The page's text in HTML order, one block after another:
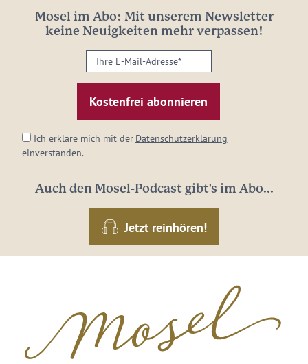
Mosel im Abo: Mit unserem Newsletter
keine Neuigkeiten mehr verpassen!
Ihre
E-
Mail-
Adresse:
Ich erkläre mich mit der Datenschutzerklärung
einverstanden.
Auch den Mosel-Podcast gibt's im Abo...
Jetzt reinhören!